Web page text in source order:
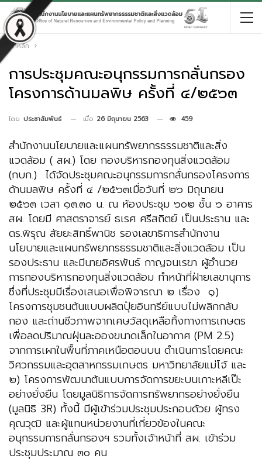
หน้าหลัก
การประชุมคณะอนุกรรมการกลั่นกรอง
โครงการด้านมลพิษ ครั้งที่ ๔/๒๕๖๓
โดย ประชาสัมพันธ์ เมื่อ 26 มิถุนายน 2563 459
สำนักงานนโยบายและแผนทรัพยากรธรรมชาติและสิ่ง
แวดล้อม ( สผ.) โดย กองบริหารกองทุนสิ่งแวดล้อม
(กบก.) ได้จัดประชุมคณะอนุกรรมการกลั่นกรองโครงการ
ด้านมลพิษ ครั้งที่ ๔ /๒๕๖๓เมื่อวันที่ ๒๖ มิถุนายน
๒๕๖๓ เวลา ๑๓.๓๐ น. ณ ห้องประชุม ๖๐๒ ชั้น ๖ อาคาร
สผ. โดยมี ศาสตราจารย์ ธเรศ ศรีสถิตย์ เป็นประธาน และ
ดร.พิรุณ สัยยะสิทธิ์พานิช รองเลขาธิการสำนักงาน
นโยบายและแผนทรัพยากรธรรมชาติและสิ่งแวดล้อม เป็น
รองประธาน และมีนายอิศรพันธ์ กาญจนเรขา ผู้อำนวย
การกองบริหารกองทุนสิ่งแวดล้อม ทำหน้าที่ฝ่ายเลขานุการ
ซึ่งที่ประชุมมีเรื่องเสนอเพื่อพิจารณา ๒ เรื่อง ๑)
โครงการชุมชนต้นแบบผลิตปุ๋ยอินทรีย์แบบไม่พลิกกลับ
กอง และถ่านชีวภาพจากเศษวัสดุเหลือทิ้งทางการเกษตร
เพื่อลดปริมาณฝุ่นละอองขนาดเล็กในอากาศ (PM 2.5)
จากการเผาในพื้นที่ภาคเหนือตอนบน ดำเนินการโดยคณะ
วิศวกรรมและอุตสาหกรรมเกษตร มหาวิทยาลัยแม่โจ้ และ
๒) โครงการพัฒนาต้นแบบการจัดการขยะบนเกาะหลีเป๊ะ
อย่างยั่งยืน โดยมูลนิธิการจัดการทรัพยากรอย่างยั่งยืน
(มูลนิธิ 3R) ทั้งนี้ มีผู้เข้าร่วมประชุมประกอบด้วย ผู้ทรง
คุณวุฒิ และผู้แทนหน่วยงานที่เกี่ยวข้องในคณะ
อนุกรรมการกลั่นกรองฯ รวมทั้งเจ้าหน้าที่ สผ. เข้าร่วม
ประชุมประมาณ ๓๐ คน